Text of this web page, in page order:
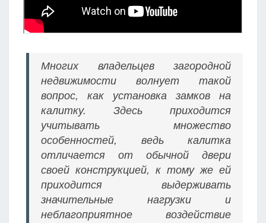
Многих владельцев загородной
недвижимости волнует такой
вопрос, как установка замков на
калитку. Здесь приходится
учитывать множество
особенностей, ведь калитка
отличается от обычной двери
своей конструкцией, к тому же ей
приходится выдерживать
значительные нагрузки и
неблагоприятное воздействие